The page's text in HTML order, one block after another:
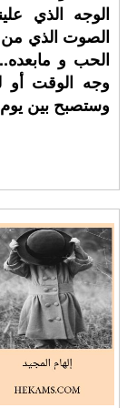
الوجه الذي
الصوت الذي
الحب و
وجه الوقت أو
وستصبح بين يوم